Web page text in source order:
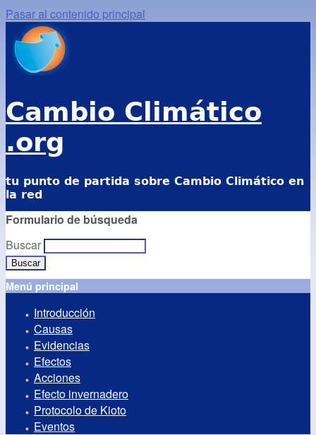
Pasar al contenido principal
Cambio Climático
.org
tu punto de partida sobre Cambio Climático en
la red
Formulario de búsqueda
Buscar
Menú principal
Introducción
Causas
Evidencias
Efectos
Acciones
Efecto invernadero
Protocolo de Kioto
Eventos